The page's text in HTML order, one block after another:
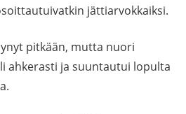
jättiarvokkaiksi.
pitkään, mutta nuori
ahkerasti ja suuntautui lopulta